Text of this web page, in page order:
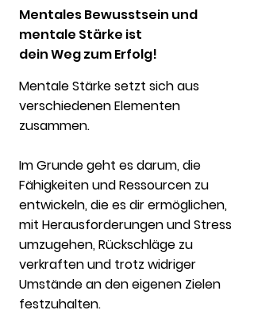
MentalesBewusstsein und
mentale Stärke ist
dein Weg zum Erfolg!
Mentale Stärke setzt sich aus
verschiedenen Elementen
zusammen.
Im Grunde geht es darum, die
Fähigkeiten und Ressourcen zu
entwickeln, die es dir ermöglichen,
mit Herausforderungen und Stress
umzugehen, Rückschläge zu
verkraften und trotz widriger
Umstände an den eigenen Zielen
festzuhalten.